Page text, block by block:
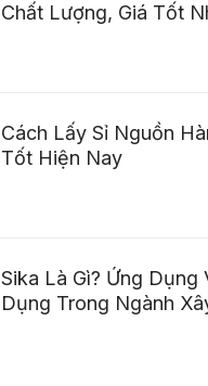
Chất Lượng, Giá Tốt
Cách Lấy Sỉ Nguồn
Tốt Hiện Nay
Sika Là Gì? Ứng Dụng
Dụng Trong Ngành